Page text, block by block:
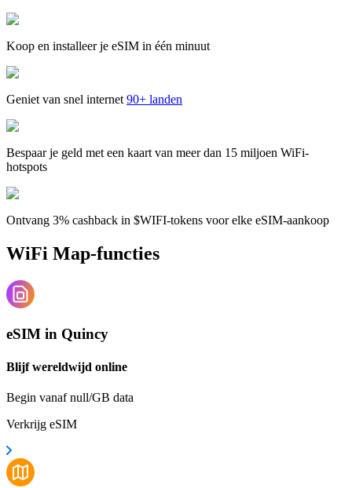
Koop en installeer je eSIM in één minuut
Geniet van snel internet 90+ landen
Bespaar je geld met een kaart van meer dan 15 miljoen WiFi-
hotspots
Ontvang 3% cashback in $WIFI-tokens voor elke eSIM-aankoop
WiFi Map-functies
eSIM in Quincy
Blijf wereldwijd online
Begin vanaf null/GB data
Verkrijg eSIM